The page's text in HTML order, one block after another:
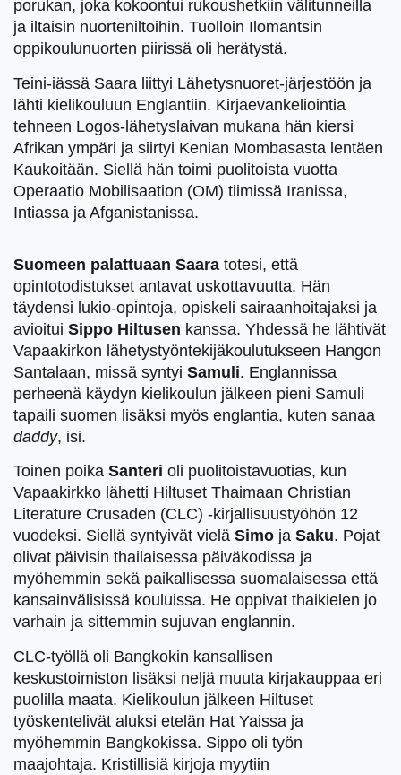
porukan, joka kokoontui rukoushetkiin välitunneilla
ja iltaisin nuorteniltoihin. Tuolloin Ilomantsin
oppikoulunuorten piirissä oli herätystä.
Teini-iässä Saara liittyi Lähetysnuoret-järjestöön ja
lähti kielikouluun Englantiin. Kirjaevankeliointia
tehneen Logos-lähetyslaivan mukana hän kiersi
Afrikan ympäri ja siirtyi Kenian Mombasasta lentäen
Kaukoitään. Siellä hän toimi puolitoista vuotta
Operaatio Mobilisaation (OM) tiimissä Iranissa,
Intiassa ja Afganistanissa.
Suomeen palattuaan Saara totesi, että
opintotodistukset antavat uskottavuutta. Hän
täydensi lukio-opintoja, opiskeli sairaanhoitajaksi ja
avioitui Sippo Hiltusen kanssa. Yhdessä he lähtivät
Vapaakirkon lähetystyöntekijäkoulutukseen Hangon
Santalaan, missä syntyi Samuli. Englannissa
perheenä käydyn kielikoulun jälkeen pieni Samuli
tapaili suomen lisäksi myös englantia, kuten sanaa
daddy, isi.
Toinen poika Santeri oli puolitoistavuotias, kun
Vapaakirkko lähetti Hiltuset Thaimaan Christian
Literature Crusaden (CLC) -kirjallisuustyöhön 12
vuodeksi. Siellä syntyivät vielä Simo ja Saku. Pojat
olivat päivisin thailaisessa päiväkodissa ja
myöhemmin sekä paikallisessa suomalaisessa että
kansainvälisissä kouluissa. He oppivat thaikielen jo
varhain ja sittemmin sujuvan englannin.
CLC-työllä oli Bangkokin kansallisen
keskustoimiston lisäksi neljä muuta kirjakauppaa eri
puolilla maata. Kielikoulun jälkeen Hiltuset
työskentelivät aluksi etelän Hat Yaissa ja
myöhemmin Bangkokissa. Sippo oli työn
maajohtaja. Kristillisiä kirjoja myytiin